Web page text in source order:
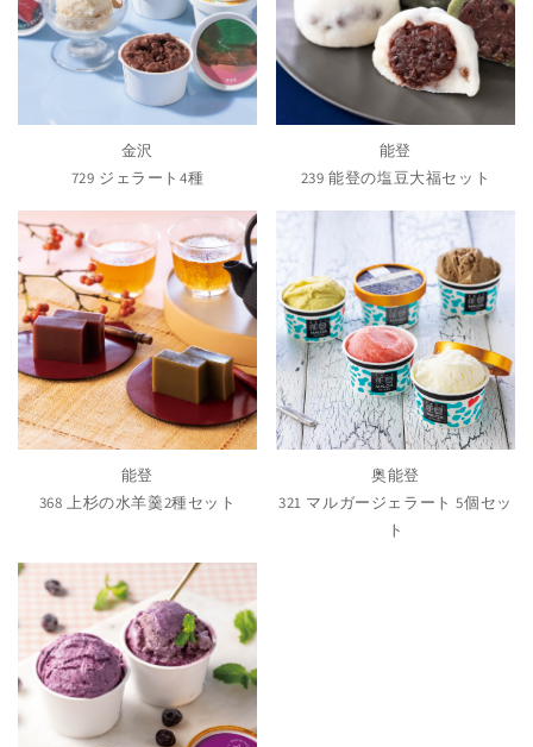
金沢
729 ジェラート4種
能登
239 能登の塩豆大福セット
能登
368 上杉の水羊羹2種セット
奥能登
321 マルガージェラート 5個セッ
ト